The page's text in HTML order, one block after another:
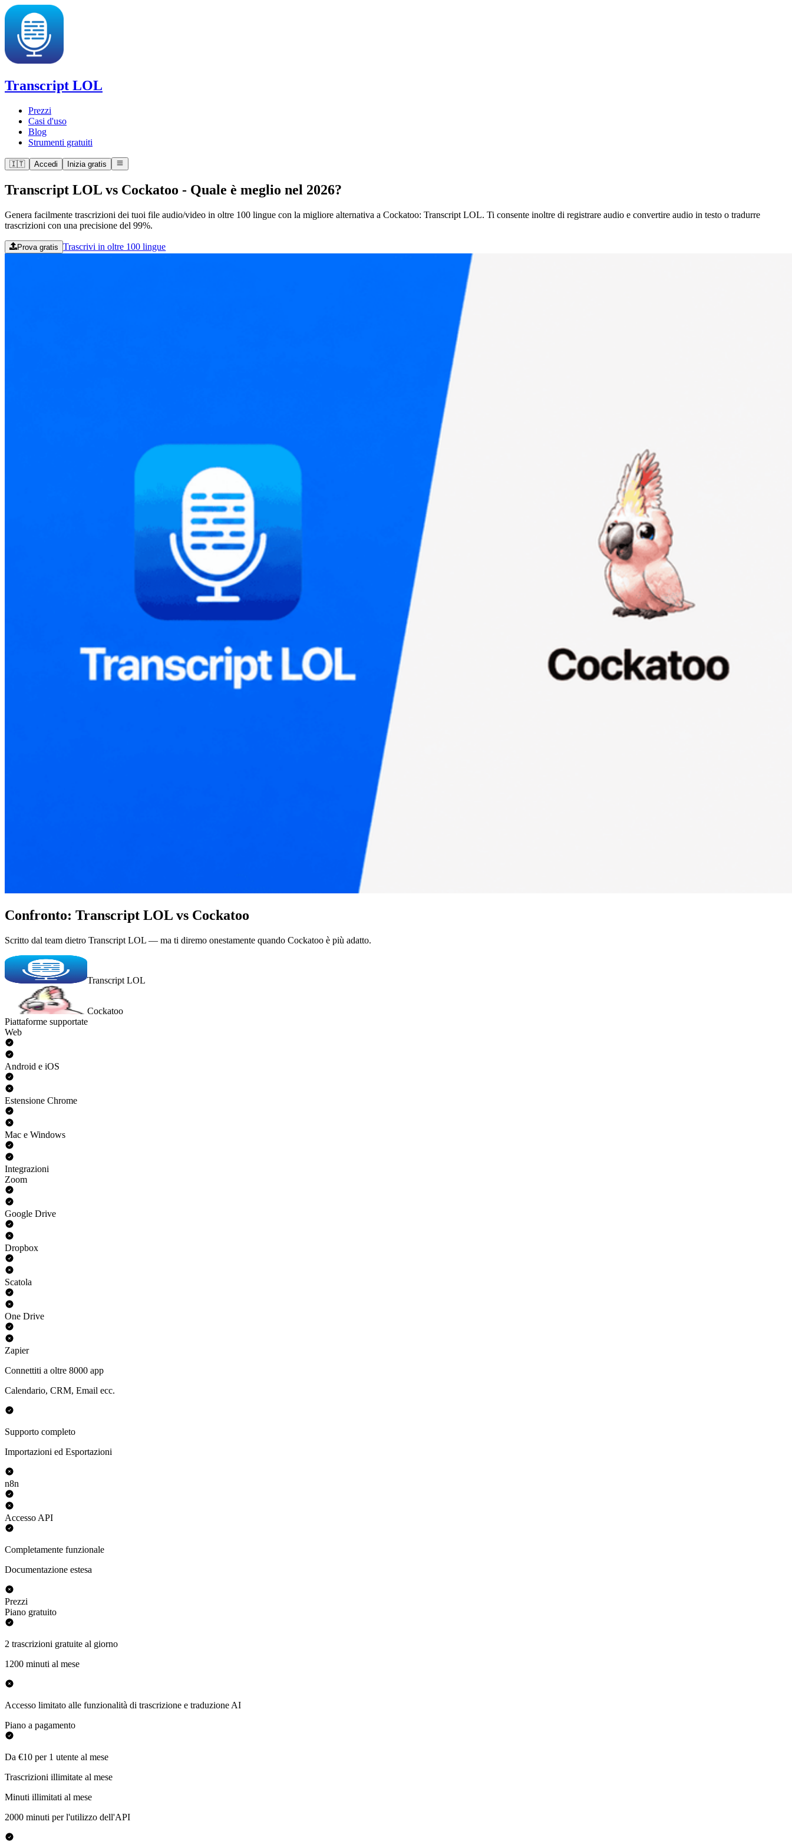
Transcript LOL
Prezzi
Casi d'uso
Blog
Strumenti gratuiti
🇮🇹 Accedi Inizia gratis
Transcript LOL vs Cockatoo - Quale è meglio nel 2026?
Genera facilmente trascrizioni dei tuoi file audio/video in oltre 100 lingue con la migliore alternativa a Cockatoo: Transcript LOL. Ti consente inoltre di registrare audio e convertire audio in testo o tradurre
trascrizioni con una precisione del 99%.
Prova gratis Trascrivi in oltre 100 lingue
Confronto: Transcript LOL vs Cockatoo
Scritto dal team dietro Transcript LOL — ma ti diremo onestamente quando Cockatoo è più adatto.
Transcript LOL
Cockatoo
Piattaforme supportate
Web
Android e iOS
Estensione Chrome
Mac e Windows
Integrazioni
Zoom
Google Drive
Dropbox
Scatola
One Drive
Zapier
Connettiti a oltre 8000 app
Calendario, CRM, Email ecc.
Supporto completo
Importazioni ed Esportazioni
n8n
Accesso API
Completamente funzionale
Documentazione estesa
Prezzi
Piano gratuito
2 trascrizioni gratuite al giorno
1200 minuti al mese
Accesso limitato alle funzionalità di trascrizione e traduzione AI
Piano a pagamento
Da €10 per 1 utente al mese
Trascrizioni illimitate al mese
Minuti illimitati al mese
2000 minuti per l'utilizzo dell'API